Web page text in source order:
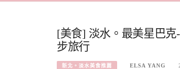
[美食] 淡水。最美星巴
步旅行
新北。淡水美食推薦 ELSA YANG